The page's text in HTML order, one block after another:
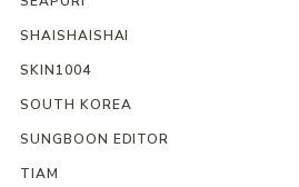
SHAISHAISHAI
SKIN1004
SOUTH KOREA
SUNGBOON EDITOR
TIAM